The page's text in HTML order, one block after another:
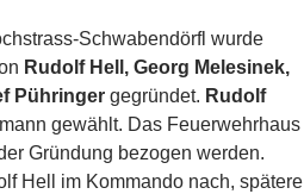
Schwabendörfl wurde
Rudolf Hell, Georg Melesinek,
Pühringer gegründet. Rudolf
gewählt. Das Feuerwehrhaus
Gründung bezogen werden.
Hell im Kommando nach, spätere